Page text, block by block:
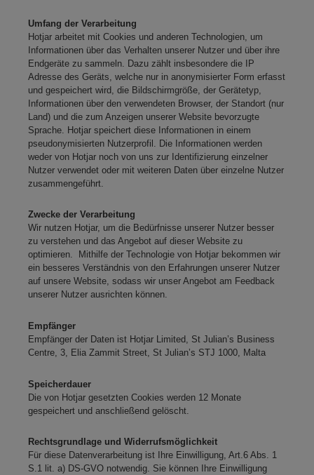
Umfang der Verarbeitung
Hotjar arbeitet mit Cookies und anderen Technologien, um
Informationen über das Verhalten unserer Nutzer und über ihre
Endgeräte zu sammeln. Dazu zählt insbesondere die IP
Adresse des Geräts, welche nur in anonymisierter Form erfasst
und gespeichert wird, die Bildschirmgröße, der Gerätetyp,
Informationen über den verwendeten Browser, der Standort (nur
Land) und die zum Anzeigen unserer Website bevorzugte
Sprache. Hotjar speichert diese Informationen in einem
pseudonymisierten Nutzerprofil. Die Informationen werden
weder von Hotjar noch von uns zur Identifizierung einzelner
Nutzer verwendet oder mit weiteren Daten über einzelne Nutzer
zusammengeführt.
Zwecke der Verarbeitung
Wir nutzen Hotjar, um die Bedürfnisse unserer Nutzer besser
zu verstehen und das Angebot auf dieser Website zu
optimieren. Mithilfe der Technologie von Hotjar bekommen wir
ein besseres Verständnis von den Erfahrungen unserer Nutzer
auf unsere Website, sodass wir unser Angebot am Feedback
unserer Nutzer ausrichten können.
Empfänger
Empfänger der Daten ist Hotjar Limited, St Julian’s Business
Centre, 3, Elia Zammit Street, St Julian’s STJ 1000, Malta
Speicherdauer
Die von Hotjar gesetzten Cookies werden 12 Monate
gespeichert und anschließend gelöscht.
Rechtsgrundlage und Widerrufsmöglichkeit
Für diese Datenverarbeitung ist Ihre Einwilligung, Art.6 Abs. 1
S.1 lit. a) DS-GVO notwendig. Sie können Ihre Einwilligung